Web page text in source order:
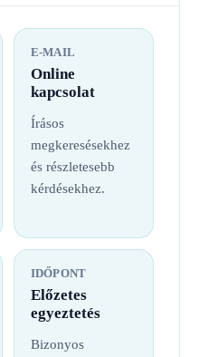
E-MAIL
Online
kapcsolat
Írásos
megkeresésekhez
és részletesebb
kérdésekhez.
IDŐPONT
Előzetes
egyeztetés
Bizonyos